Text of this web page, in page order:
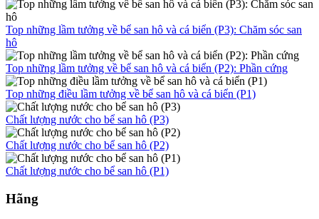
Top những lầm tưởng về bể san hô và cá biển (P3): Chăm sóc san
hô
Top những lầm tưởng về bể san hô và cá biển (P2): Phần cứng
Top những điều lầm tưởng về bể san hô và cá biển (P1)
Chất lượng nước cho bể san hô (P3)
Chất lượng nước cho bể san hô (P2)
Chất lượng nước cho bể san hô (P1)
Hãng